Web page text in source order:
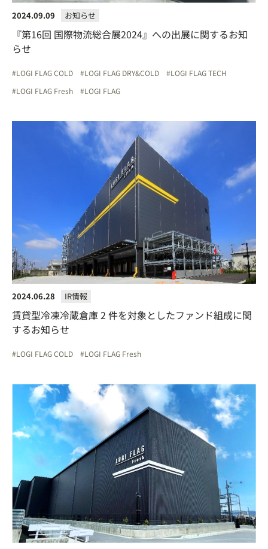
2024.09.09 お知らせ
『第16回 国際物流総合展2024』への出展に関するお知
らせ
LOGI FLAG COLD LOGI FLAG DRY&COLD
LOGI FLAG TECH
LOGI FLAG Fresh
LOGI FLAG
2024.06.28 IR情報
賃貸型冷凍冷蔵倉庫 2 件を対象としたファンド組成に関
するお知らせ
LOGI FLAG COLD LOGI FLAG Fresh